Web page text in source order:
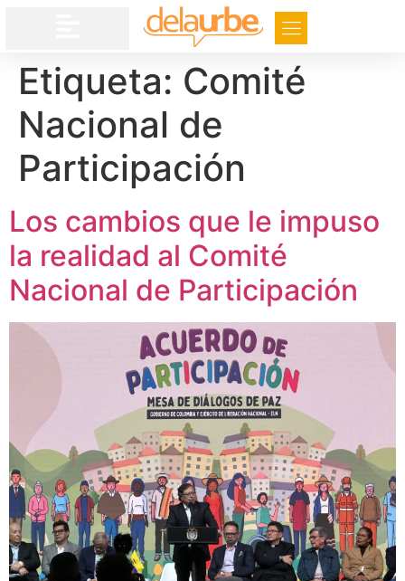
Etiqueta: Comité
Nacional de
Participación
Los cambios que le impuso
la realidad al Comité
Nacional de Participación